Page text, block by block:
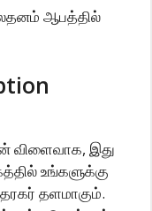
ஆபத்தில்
விளைவாக, இது
உங்களுக்கு
தளமாகும்.